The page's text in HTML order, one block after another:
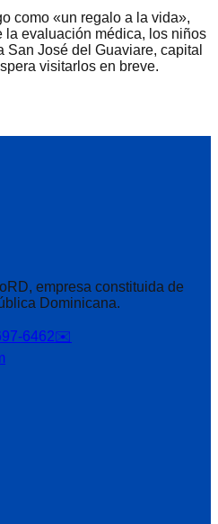
como «un regalo a la vida»,
evaluación médica, los niños
José del Guaviare, capital
visitarlos en breve.
empresa constituida de
Dominicana.
6462✉️